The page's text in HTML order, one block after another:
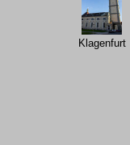
Klagenfurt